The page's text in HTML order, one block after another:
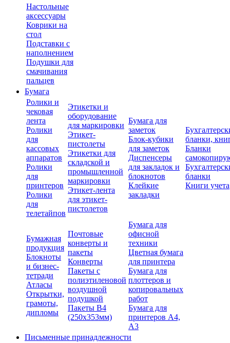
Настольные
аксессуары
Коврики на
стол
Подставки с
наполнением
Подушки для
смачивания
пальцев
Бумага
Ролики и
чековая
лента
Ролики
для
кассовых
аппаратов
Ролики
для
принтеров
Ролики
для
телетайпов
Этикетки и
оборудование
для маркировки
Этикет-
пистолеты
Этикетки для
складской и
промышленной
маркировки
Этикет-лента
для этикет-
пистолетов
Бумага для
заметок
Блок-кубики
для заметок
Диспенсеры
для закладок и
блокнотов
Клейкие
закладки
бланки,
Бланки
бланки
Книги учета
Бумажная
продукция
Блокноты
и бизнес-
тетради
Атласы
Открытки,
грамоты,
дипломы
Почтовые
конверты и
пакеты
Конверты
Пакеты с
полиэтиленовой
воздушной
подушкой
Пакеты В4
(250х353мм)
Бумага для
офисной
техники
Цветная бумага
для принтера
Бумага для
плоттеров и
копировальных
работ
Бумага для
принтеров А4,
А3
Письменные принадлежности